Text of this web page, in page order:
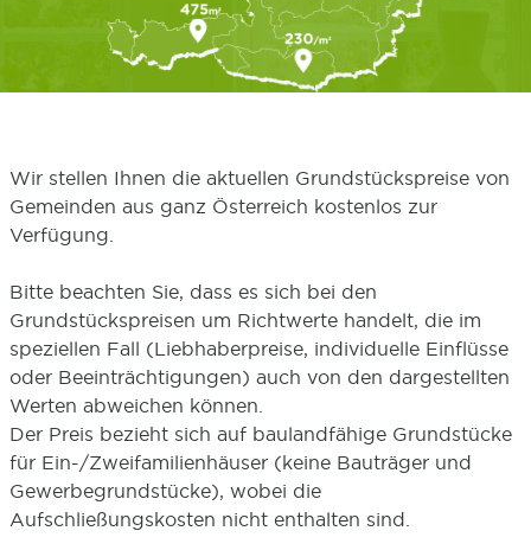
Wir stellen Ihnen die aktuellen Grundstückspreise von
Gemeinden aus ganz Österreich kostenlos zur
Verfügung.
Bitte beachten Sie, dass es sich bei den
Grundstückspreisen um Richtwerte handelt, die im
speziellen Fall (Liebhaberpreise, individuelle Einflüsse
oder Beeinträchtigungen) auch von den dargestellten
Werten abweichen können.
Der Preis bezieht sich auf baulandfähige Grundstücke
für Ein-/Zweifamilienhäuser (keine Bauträger und
Gewerbegrundstücke), wobei die
Aufschließungskosten nicht enthalten sind.